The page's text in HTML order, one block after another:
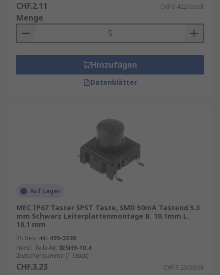
CHF.2.11 CHF.0.422/Stück
Menge
Hinzufügen
Datenblätter
Auf Lager
MEC IP67 Taster SPST Taste, SMD 50mA Tastend 5.3
mm Schwarz Leiterplattenmontage B. 10.1mm L.
10.1 mm
RS Best.-Nr. 495-2236
Herst. Teile-Nr. 3ESH9-10.4
Zwischensumme (1 Stück)
CHF.3.23 CHF.3.23/Stück